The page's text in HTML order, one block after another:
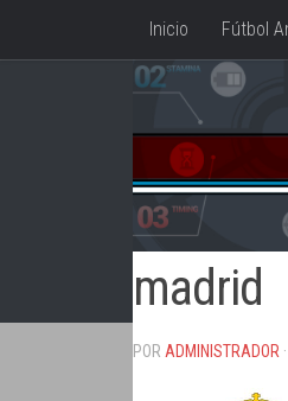
Saltar al contenido
Inicio Fútbol
madrid
POR ADMINISTRADOR